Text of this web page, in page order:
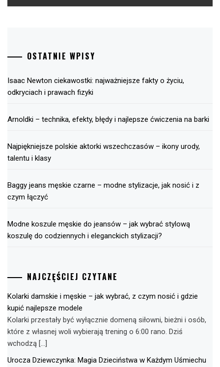
OSTATNIE WPISY
Isaac Newton ciekawostki: najważniejsze fakty o życiu,
odkryciach i prawach fizyki
Arnoldki – technika, efekty, błędy i najlepsze ćwiczenia na barki
Najpiękniejsze polskie aktorki wszechczasów – ikony urody,
talentu i klasy
Baggy jeans męskie czarne – modne stylizacje, jak nosić i z
czym łączyć
Modne koszule męskie do jeansów – jak wybrać stylową
koszulę do codziennych i eleganckich stylizacji?
NAJCZĘŚCIEJ CZYTANE
Kolarki damskie i męskie – jak wybrać, z czym nosić i gdzie
kupić najlepsze modele
Kolarki przestały być wyłącznie domeną siłowni, bieżni i osób,
które z własnej woli wybierają trening o 6:00 rano. Dziś
wchodzą […]
Urocza Dziewczynka: Magia Dzieciństwa w Każdym Uśmiechu